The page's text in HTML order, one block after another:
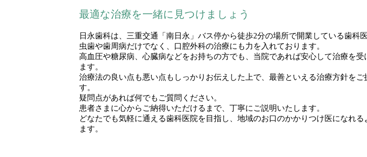
最適な治療を一緒に見つけましょう
日永歯科は、三重交通「南日永」バス停から徒歩2分の場所で開業している歯科医
虫歯や歯周病だけでなく、口腔外科の治療にも力を入れております。
高血圧や糖尿病、心臓病などをお持ちの方でも、当院であれば安心して治療を受
ます。
治療法の良い点も悪い点もしっかりお伝えした上で、最善といえる治療方針をご
す。
疑問点があれば何でもご質問ください。
患者さまに心からご納得いただけるまで、丁寧にご説明いたします。
どなたでも気軽に通える歯科医院を目指し、地域のお口のかかりつけ医になれる
ます。